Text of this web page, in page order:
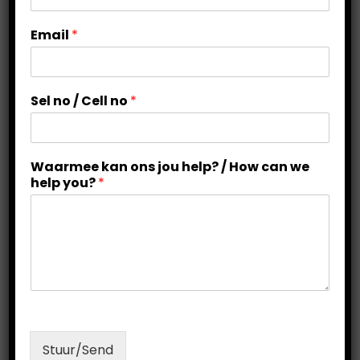
*
w
W
a
m
e
Email *
Sel no / Cell no *
Waarmee kan ons jou help? / How can we
help you?*
Stuur/Send